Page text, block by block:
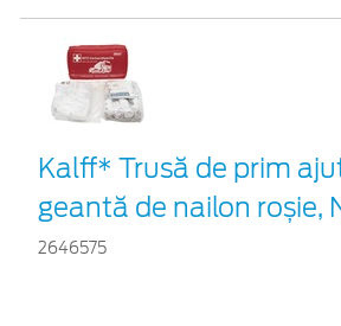
Kalff* Trusă de prim
geantă de nailon roșie,
2646575